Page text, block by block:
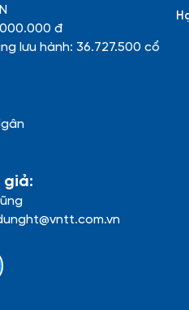
đ
lưu hành: 36.727.500 cổ
giả: